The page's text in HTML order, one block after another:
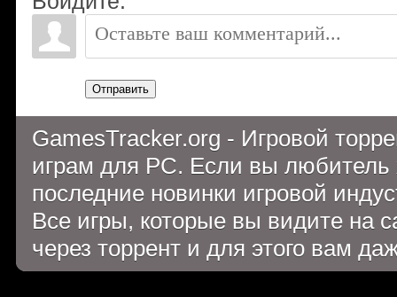
Отправить
GamesTracker.org - Игровой
играм для PC. Если вы
последние новинки игровой
Все игры, которые вы видите на
через торрент и для этого вам